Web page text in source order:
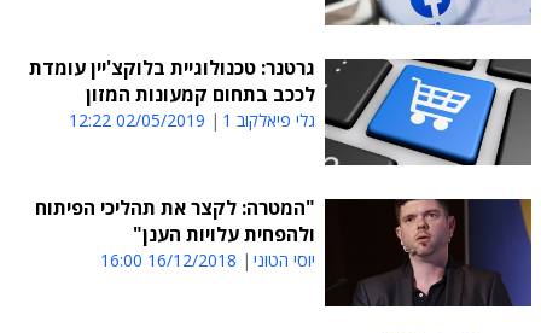
גרטנר: טכנולוגיית בלוקצ'יין עומדת
לככב בתחום קמעונות המזון
גלי פיאלקוב 1 02/05/2019 12:22
"המטרה: לקצר את תהליכי הפיתוח
ולהפחית עלויות הענן"
יוסי הטוני 16/12/2018 16:00